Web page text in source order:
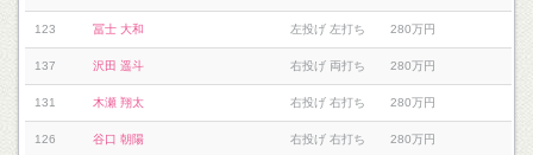
123 冨士 大和 左投げ 左打ち 280万円
137 沢田 遥斗 右投げ 両打ち 280万円
131 木瀬 翔太 右投げ 右打ち 280万円
126 谷口 朝陽 右投げ 右打ち 280万円